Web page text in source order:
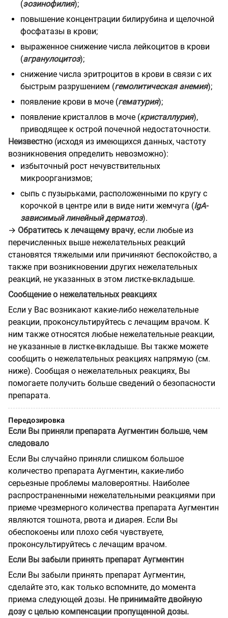
(эозинофилия);
повышение концентрации билирубина и щелочной
фосфатазы в крови;
выраженное снижение числа лейкоцитов в крови
(агранулоцитоз);
снижение числа эритроцитов в крови в связи с их
быстрым разрушением (гемолитическая анемия);
появление крови в моче (гематурия);
появление кристаллов в моче (кристаллурия),
приводящее к острой почечной недостаточности.
Неизвестно (исходя из имеющихся данных, частоту
возникновения определить невозможно):
избыточный рост нечувствительных
микроорганизмов;
сыпь с пузырьками, расположенными по кругу с
корочкой в центре или в виде нити жемчуга (IgA-
зависимый линейный дерматоз).
→ Обратитесь к лечащему врачу, если любые из
перечисленных выше нежелательных реакций
становятся тяжелыми или причиняют беспокойство, а
также при возникновении других нежелательных
реакций, не указанных в этом листке-вкладыше.
Сообщение о нежелательных реакциях
Если у Вас возникают какие-либо нежелательные
реакции, проконсультируйтесь с лечащим врачом. К
ним также относятся любые нежелательные реакции,
не указанные в листке-вкладыше. Вы также можете
сообщить о нежелательных реакциях напрямую (см.
ниже). Сообщая о нежелательных реакциях, Вы
помогаете получить больше сведений о безопасности
препарата.
Передозировка
Если Вы приняли препарата Аугментин больше, чем
следовало
Если Вы случайно приняли слишком большое
количество препарата Аугментин, какие-либо
серьезные проблемы маловероятны. Наиболее
распространенными нежелательными реакциями при
приеме чрезмерного количества препарата Аугментин
являются тошнота, рвота и диарея. Если Вы
обеспокоены или плохо себя чувствуете,
проконсультируйтесь с лечащим врачом.
Если Вы забыли принять препарат Аугментин
Если Вы забыли принять препарат Аугментин,
сделайте это, как только вспомните, до момента
приема следующей дозы. Не принимайте двойную
дозу с целью компенсации пропущенной дозы.